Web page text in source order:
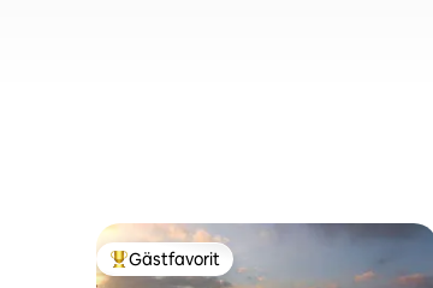
Populär gästfavorit
Gästfavorit